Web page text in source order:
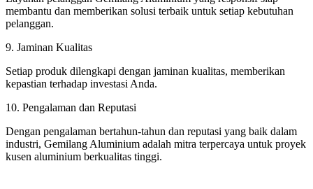
membantu dan memberikan solusi terbaik untuk setiap kebutuhan
pelanggan.
9. Jaminan Kualitas
Setiap produk dilengkapi dengan jaminan kualitas, memberikan
kepastian terhadap investasi Anda.
10. Pengalaman dan Reputasi
Dengan pengalaman bertahun-tahun dan reputasi yang baik dalam
industri, Gemilang Aluminium adalah mitra terpercaya untuk proyek
kusen aluminium berkualitas tinggi.